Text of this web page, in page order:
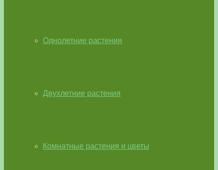
Однолетние растения
Двухлетние растения
Комнатные растения и цветы